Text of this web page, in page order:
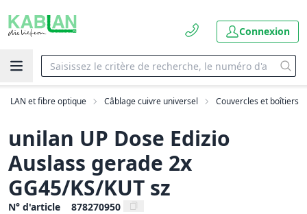
Connexion
LAN et fibre optique Câblage cuivre universel Couvercles et boîtiers
unilan UP Dose Edizio
Auslass gerade 2x
GG45/KS/KUT sz
N° d'article 878270950